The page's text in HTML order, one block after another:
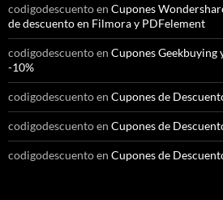
codigodescuentoen Cupones
de descuento en Filmora y PDFelement
codigodescuentoen Cupones Geekbuying
-10%
codigodescuentoen Cupones de
codigodescuentoen Cupones de
codigodescuentoen Cupones de